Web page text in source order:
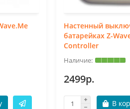
Настенный
батарейках Z-
Controller
2499р.
В